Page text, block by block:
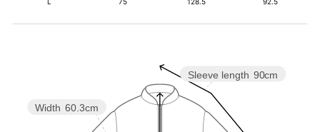
Sleeve length 90cm
Width 60.3cm